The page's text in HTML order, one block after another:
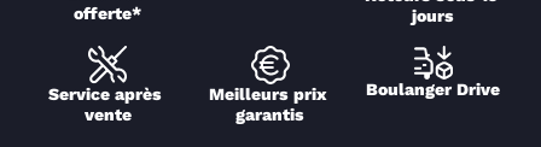
offerte*
jours
Service après
vente
Meilleurs prix
garantis
Boulanger Drive